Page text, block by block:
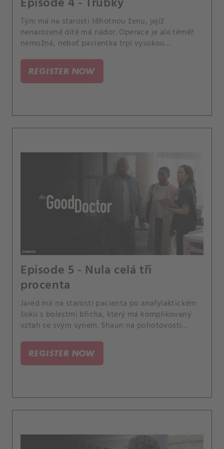
Tým má na starosti těhotnou ženu, jejíž
nenarozené dítě má nádor. Operace je ale téměř
nemožná, neboť pacientka trpí vysokou
REGISTER NOW
Episode 5 - Nula celá tři
procenta
Jared má na starosti pacienta po anafylaktickém
šoku s bolestmi břicha, který má komplikovaný
vztah se svým synem. Shaun na pohotovosti
bratrovi.
REGISTER NOW